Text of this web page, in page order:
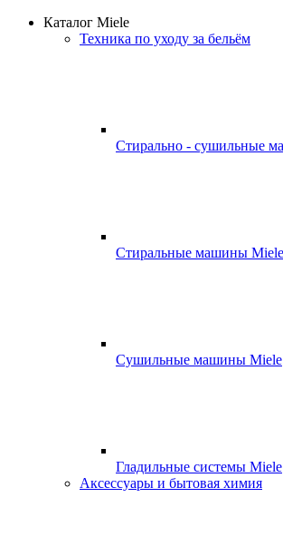
Каталог Miele
Техника по уходу за бельём
Стирально - сушильные
Стиральные машины Miele
Сушильные машины Miele
Гладильные системы Miele
Аксессуары и бытовая химия